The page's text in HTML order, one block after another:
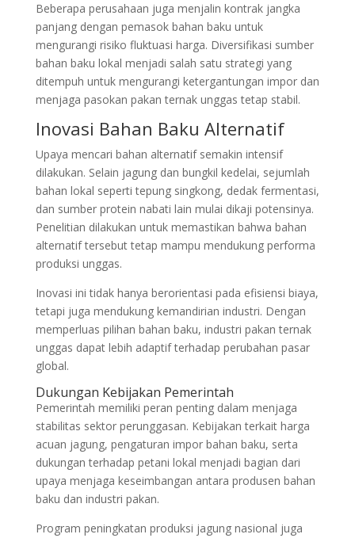
Beberapa perusahaan juga menjalin kontrak jangka
panjang dengan pemasok bahan baku untuk
mengurangi risiko fluktuasi harga. Diversifikasi sumber
bahan baku lokal menjadi salah satu strategi yang
ditempuh untuk mengurangi ketergantungan impor dan
menjaga pasokan pakan ternak unggas tetap stabil.
Inovasi Bahan Baku Alternatif
Upaya mencari bahan alternatif semakin intensif
dilakukan. Selain jagung dan bungkil kedelai, sejumlah
bahan lokal seperti tepung singkong, dedak fermentasi,
dan sumber protein nabati lain mulai dikaji potensinya.
Penelitian dilakukan untuk memastikan bahwa bahan
alternatif tersebut tetap mampu mendukung performa
produksi unggas.
Inovasi ini tidak hanya berorientasi pada efisiensi biaya,
tetapi juga mendukung kemandirian industri. Dengan
memperluas pilihan bahan baku, industri pakan ternak
unggas dapat lebih adaptif terhadap perubahan pasar
global.
Dukungan Kebijakan Pemerintah
Pemerintah memiliki peran penting dalam menjaga
stabilitas sektor perunggasan. Kebijakan terkait harga
acuan jagung, pengaturan impor bahan baku, serta
dukungan terhadap petani lokal menjadi bagian dari
upaya menjaga keseimbangan antara produsen bahan
baku dan industri pakan.
Program peningkatan produksi jagung nasional juga